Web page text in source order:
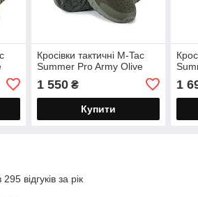
Кросівки тактичні M-Tac
Summer Pro Army Olive
1 550₴
Купити
1
відгуків за рік